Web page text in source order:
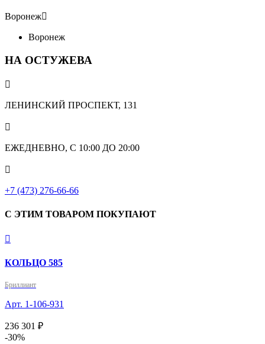
Воронеж
Воронеж
НА ОСТУЖЕВА

ЛЕНИНСКИЙ ПРОСПЕКТ, 131

ЕЖЕДНЕВНО, С 10:00 ДО 20:00

+7 (473) 276-66-66
С ЭТИМ ТОВАРОМ ПОКУПАЮТ

КОЛЬЦО 585
Бриллиант
Арт. 1-106-931
236 301 ₽
-30%